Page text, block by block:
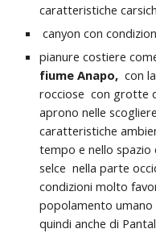
caratteristiche
canyon con
pianure costiere
fiume Anapo,con
rocciose con grotte
aprono nelle
caratteristiche
tempo e nello spazio
selce nella parte
condizioni molto
popolamento umano
quindi anche di